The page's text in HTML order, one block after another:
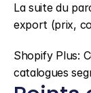
La suite du
export (prix,
Shopify Plus:
catalogues